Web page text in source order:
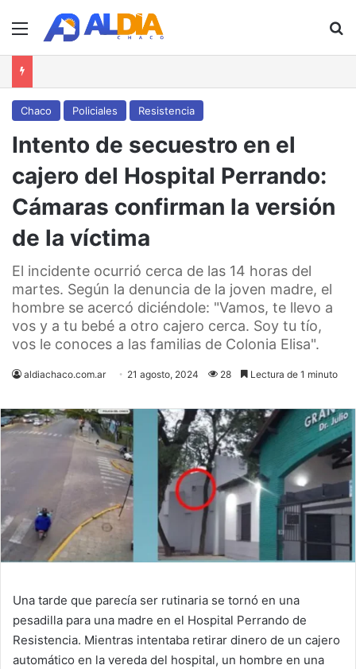
Menú
Chaco Policiales Resistencia
Intento de secuestro en el
cajero del Hospital Perrando:
Cámaras confirman la versión
de la víctima
El incidente ocurrió cerca de las 14 horas del
martes. Según la denuncia de la joven madre, el
hombre se acercó diciéndole: "Vamos, te llevo a
vos y a tu bebé a otro cajero cerca. Soy tu tío,
vos le conoces a las familias de Colonia Elisa".
aldiachaco.com.ar 21 agosto, 2024 28 Lectura de 1 minuto
Una tarde que parecía ser rutinaria se tornó en una
pesadilla para una madre en el Hospital Perrando de
Resistencia. Mientras intentaba retirar dinero de un cajero
automático en la vereda del hospital, un hombre en una